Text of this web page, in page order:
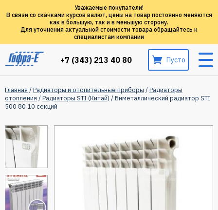
Уважаемые покупатели!
В связи со скачками курсов валют, цены на товар постоянно меняются
как в большую, так и в меньшую сторону.
Для уточнения актуальной стоимости товара обращайтесь к
специалистам компании
+7 (343) 213 40 80 Пусто
Главная /Радиаторы и отопительные приборы /Радиаторы
отопления /Радиаторы STI (Китай) / Биметаллический радиатор STI
500 80 10 секций